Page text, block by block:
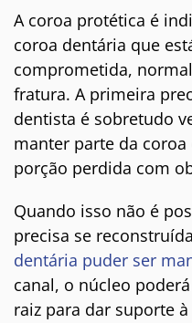
A coroa protética é
coroa dentária que
comprometida,
fratura. A primeira
dentista é sobretudo
manter parte da
porção perdida com
Quando isso não é
precisa se
dentária puder ser
canal, o núcleo
raiz para dar suporte